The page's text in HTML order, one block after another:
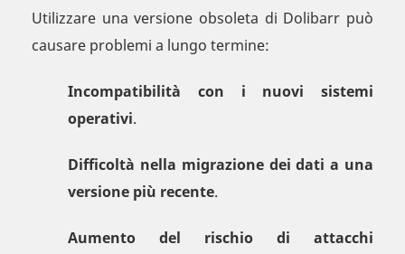
Utilizzare una versione obsoleta di Dolibarr può
causare problemi a lungo termine:
Incompatibilità con i nuovi sistemi
operativi.
Difficoltà nella migrazione dei dati a una
versione più recente.
Aumento del rischio di attacchi